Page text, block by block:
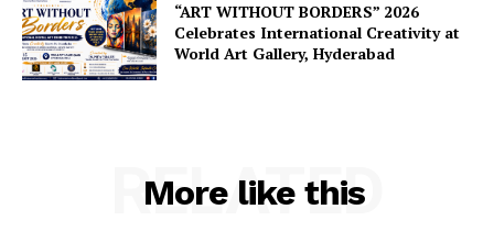
“ART WITHOUT BORDERS” 2026
Celebrates International Creativity at
World Art Gallery, Hyderabad
More like this
RELATED